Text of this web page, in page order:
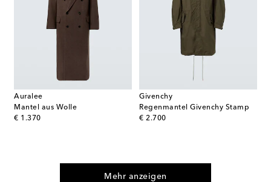
Auralee
Mantel aus Wolle
€ 1.370
original price
Givenchy
Regenmantel Givenchy Stamp
€ 2.700
original price
Mehr anzeigen